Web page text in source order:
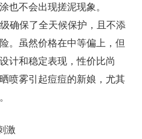
也不会出现搓泥现象。
确保了全天候保护，且不添
。虽然价格在中等偏上，但
计和稳定表现，性价比尚
喷雾引起痘痘的新娘，尤其
激